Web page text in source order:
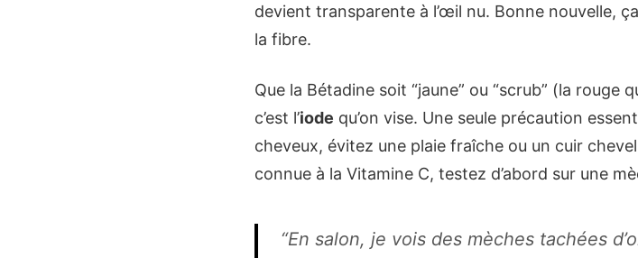
devient transparente à l’œil nu. Bonne nouvelle,
la fibre.
Que la Bétadine soit “jaune” ou “scrub” (la rouge
c’est l’iode qu’on vise. Une seule précaution
cheveux, évitez une plaie fraîche ou un cuir
connue à la Vitamine C, testez d’abord sur une
“En salon, je vois des mèches tachées